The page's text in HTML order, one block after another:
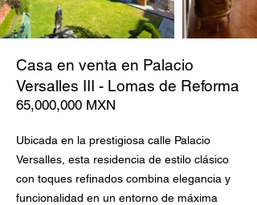
Casa en venta en Palacio
Versalles III - Lomas de Reforma
65,000,000 MXN
Ubicada en la prestigiosa calle Palacio
Versalles, esta residencia de estilo clásico
con toques refinados combina elegancia y
funcionalidad en un entorno de máxima